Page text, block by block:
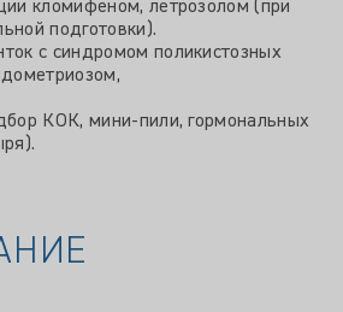
кломифеном, летрозолом (при
подготовки).
с синдромом поликистозных
КОК, мини-пили, гормональных